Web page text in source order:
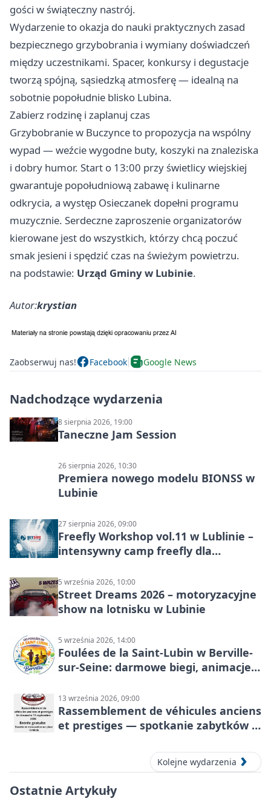
gości w świąteczny nastrój.
Wydarzenie to okazja do nauki praktycznych zasad
bezpiecznego grzybobrania i wymiany doświadczeń
między uczestnikami. Spacer, konkursy i degustacje
tworzą spójną, sąsiedzką atmosferę — idealną na
sobotnie popołudnie blisko Lubina.
Zabierz rodzinę i zaplanuj czas
Grzybobranie w Buczynce to propozycja na wspólny
wypad — weźcie wygodne buty, koszyki na znaleziska
i dobry humor. Start o 13:00 przy świetlicy wiejskiej
gwarantuje popołudniową zabawę i kulinarne
odkrycia, a występ Osieczanek dopełni programu
muzycznie. Serdeczne zaproszenie organizatorów
kierowane jest do wszystkich, którzy chcą poczuć
smak jesieni i spędzić czas na świeżym powietrzu.
na podstawie: Urząd Gminy w Lubinie.
Autor:krystian
Zaobserwuj nas! Facebook Google News
Nadchodzące wydarzenia
8 sierpnia 2026, 19:00
Taneczne Jam Session
26 sierpnia 2026, 10:30
Premiera nowego modelu BIONSS w
Lubinie
27 sierpnia 2026, 09:00
Freefly Workshop vol.11 w Lublinie –
intensywny camp freefly dla
5 września 2026, 10:00
Street Dreams 2026 – motoryzacyjne
show na lotnisku w Lubinie
5 września 2026, 14:00
Foulées de la Saint-Lubin w Berville-
sur-Seine: darmowe biegi, animacje i
13 września 2026, 09:00
Rassemblement de véhicules anciens
et prestiges — spotkanie zabytków i
Kolejne wydarzenia
Ostatnie Artykuły